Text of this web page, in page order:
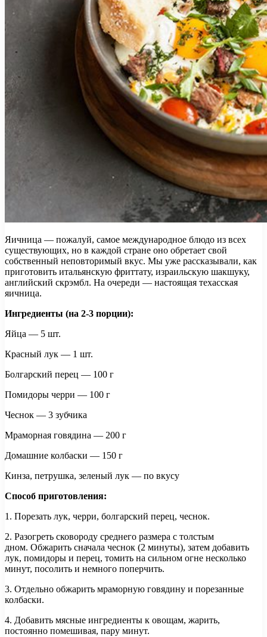
Яичница — пожалуй, самое международное блюдо из всех
существующих, но в каждой стране оно обретает свой
собственный неповторимый вкус. Мы уже рассказывали, как
приготовить итальянскую фриттату, израильскую шакшуку,
английский скрэмбл. На очереди — настоящая техасская
яичница.
Ингредиенты (на 2-3 порции):
Яйца — 5 шт.
Красный лук — 1 шт.
Болгарский перец — 100 г
Помидоры черри — 100 г
Чеснок — 3 зубчика
Мраморная говядина — 200 г
Домашние колбаски — 150 г
Кинза, петрушка, зеленый лук — по вкусу
Способ приготовления:
1. Порезать лук, черри, болгарский перец, чеснок.
2. Разогреть сковороду среднего размера с толстым
дном. Обжарить сначала чеснок (2 минуты), затем добавить
лук, помидоры и перец, томить на сильном огне несколько
минут, посолить и немного поперчить.
3. Отдельно обжарить мраморную говядину и порезанные
колбаски.
4. Добавить мясные ингредиенты к овощам, жарить,
постоянно помешивая, пару минут.